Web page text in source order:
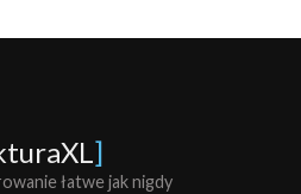
]
łatwe jak nigdy